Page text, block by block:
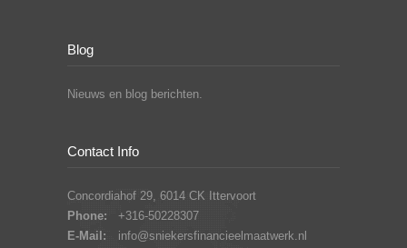
Blog
Nieuws en blog berichten.
Contact Info
Concordiahof 29, 6014 CK Ittervoort
Phone:
+316-50228307
E-Mail:
info@sniekersfinancieelmaatwerk.nl